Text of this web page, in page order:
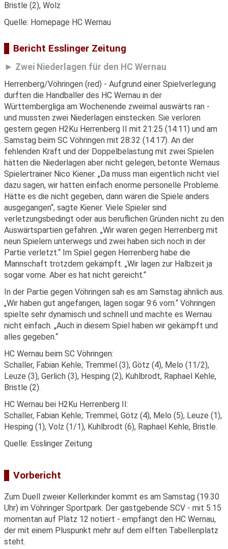
Bristle (2), Wolz
Quelle: Homepage HC Wernau
Bericht Esslinger Zeitung
Zwei Niederlagen für den HC Wernau
Herrenberg/Vöhringen (red) - Aufgrund einer Spielverlegung
durften die Handballer des HC Wernau in der
Württembergliga am Wochenende zweimal auswärts ran -
und mussten zwei Niederlagen einstecken. Sie verloren
gestern gegen H2Ku Herrenberg II mit 21:25 (14:11) und am
Samstag beim SC Vöhringen mit 28:32 (14:17). An der
fehlenden Kraft und der Doppelbelastung mit zwei Spielen
hätten die Niederlagen aber nicht gelegen, betonte Wernaus
Spielertrainer Nico Kiener. „Da muss man eigentlich nicht viel
dazu sagen, wir hatten einfach enorme personelle Probleme.
Hätte es die nicht gegeben, dann wären die Spiele anders
ausgegangen“, sagte Kiener. Viele Spieler sind
verletzungsbedingt oder aus beruflichen Gründen nicht zu den
Auswärtspartien gefahren. „Wir waren gegen Herrenberg mit
neun Spielern unterwegs und zwei haben sich noch in der
Partie verletzt.“ Im Spiel gegen Herrenberg habe die
Mannschaft trotzdem gekämpft. „Wir lagen zur Halbzeit ja
sogar vorne. Aber es hat nicht gereicht.“
In der Partie gegen Vöhringen sah es am Samstag ähnlich aus.
„Wir haben gut angefangen, lagen sogar 9:6 vorn.“ Vöhringen
spielte sehr dynamisch und schnell und machte es Wernau
nicht einfach. „Auch in diesem Spiel haben wir gekämpft und
alles gegeben.“
HC Wernau beim SC Vöhringen:
Schaller, Fabian Kehle; Tremmel (3), Götz (4), Melo (11/2),
Leuze (3), Gerlich (3), Hesping (2), Kuhlbrodt, Raphael Kehle,
Bristle (2).
HC Wernau bei H2Ku Herrenberg II:
Schaller, Fabian Kehle; Tremmel, Götz (4), Melo (5), Leuze (1),
Hesping (1), Volz (1/1), Kuhlbrodt (6), Raphael Kehle, Bristle.
Quelle: Esslinger Zeitung
Vorbericht
Zum Duell zweier Kellerkinder kommt es am Samstag (19.30
Uhr) im Vöhringer Sportpark. Der gastgebende SCV - mit 5:15
momentan auf Platz 12 notiert - empfängt den HC Wernau,
der mit einem Pluspunkt mehr auf dem elften Tabellenplatz
steht.